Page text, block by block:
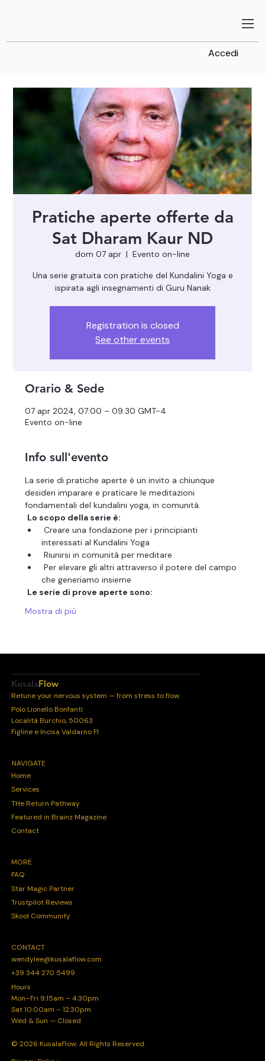
Accedi
Pratiche aperte offerte da
Sat Dharam Kaur ND
dom 07 apr
  |
Evento on-line
Una serie gratuita con pratiche del Kundalini Yoga e
ispirata agli insegnamenti di Guru Nanak
Registration is closed
See other events
Orario & Sede
07 apr 2024, 07:00 – 09:30 GMT-4
Evento on-line
Info sull'evento
La serie di pratiche aperte è un invito a chiunque
desideri imparare e praticare le meditazioni
fondamentali del kundalini yoga, in comunità.
Lo scopo della serie è:
Creare una fondazione per i principianti
interessati al Kundalini Yoga
Riunirsi in comunità per meditare
Per elevare gli altri attraverso il potere del campo
che generiamo insieme
Le serie di prove aperte sono:
Mostra di più
KusalaFlow
Retune your nervous system — from stress to flow.
Polo Lionello Bonfanti
Località Burchio, 50063
Figline e Incisa Valdarno FI
NAVIGATE
Home
Services
THe Return Pathway
Featured in Brainz Magazine
Contact
MORE
FAQ
Star Magic Partner
Trustpilot Reviews
Skool Community
CONTACT
wendylee@kusalaflow.com
+39 344 270 5499
Hours
Mon–Fri 9:15am – 4:30pm
Sat 10:00am – 12:30pm
Wed & Sun — Closed
© 2026 KusalaFlow. All Rights Reserved.